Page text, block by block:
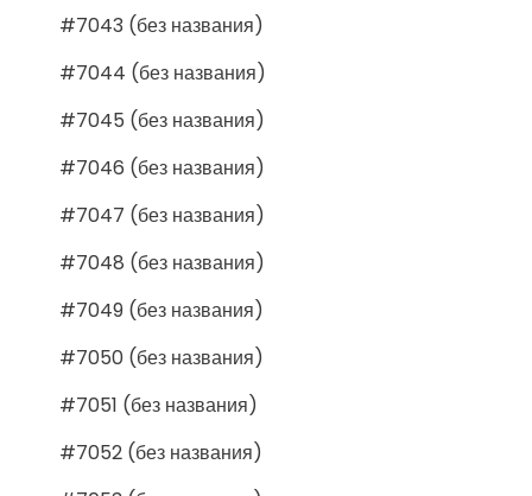
#7043 (без названия)
#7044 (без названия)
#7045 (без названия)
#7046 (без названия)
#7047 (без названия)
#7048 (без названия)
#7049 (без названия)
#7050 (без названия)
#7051 (без названия)
#7052 (без названия)